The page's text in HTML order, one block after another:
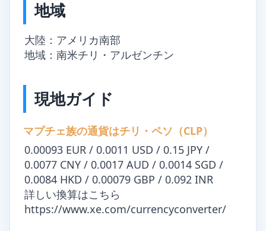
地域
大陸：アメリカ南部
地域：南米チリ・アルゼンチン
現地ガイド
マプチェ族の通貨はチリ・ペソ（CLP）
0.00093 EUR / 0.0011 USD / 0.15 JPY /
0.0077 CNY / 0.0017 AUD / 0.0014 SGD /
0.0084 HKD / 0.00079 GBP / 0.092 INR
詳しい換算はこちら
https://www.xe.com/currencyconverter/